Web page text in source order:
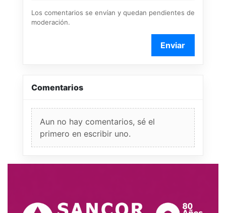
Los comentarios se envían y quedan pendientes de
moderación.
Enviar
Comentarios
Aun no hay comentarios, sé el
primero en escribir uno.